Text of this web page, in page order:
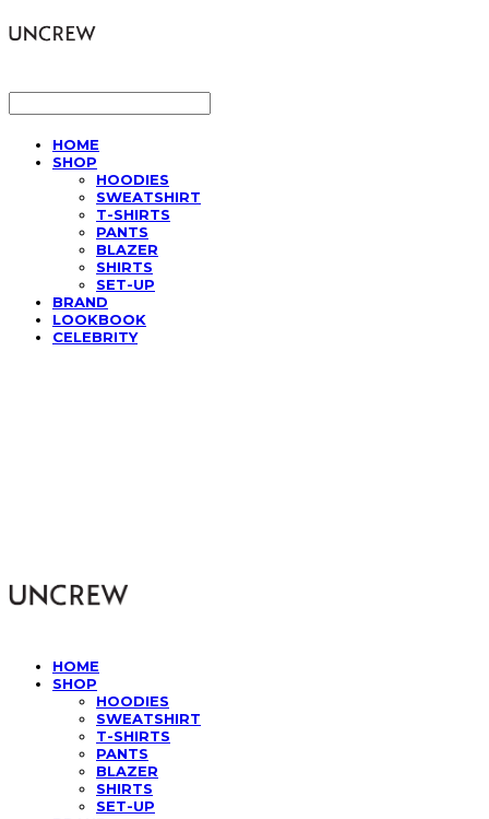
HOME
SHOP
HOODIES
SWEATSHIRT
T-SHIRTS
PANTS
BLAZER
SHIRTS
SET-UP
BRAND
LOOKBOOK
CELEBRITY
HOME
SHOP
HOODIES
SWEATSHIRT
T-SHIRTS
PANTS
BLAZER
SHIRTS
SET-UP